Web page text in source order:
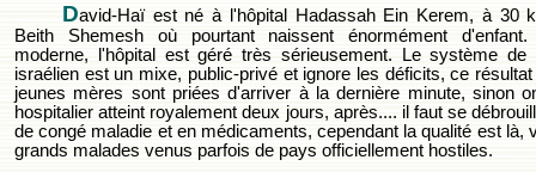
David-Haï est né à l'hôpital Hadassah Ein Kerem, à 30
Beith Shemesh où pourtant naissent énormément d'enfant.
moderne, l'hôpital est géré très sérieusement. Le système de
israélien est un mixe, public-privé et ignore les déficits, ce
jeunes mères sont priées d'arriver à la dernière minute, sinon
hospitalier atteint royalement deux jours, après.... il faut se
de congé maladie et en médicaments, cependant la qualité est là,
grands malades venus parfois de pays officiellement hostiles.